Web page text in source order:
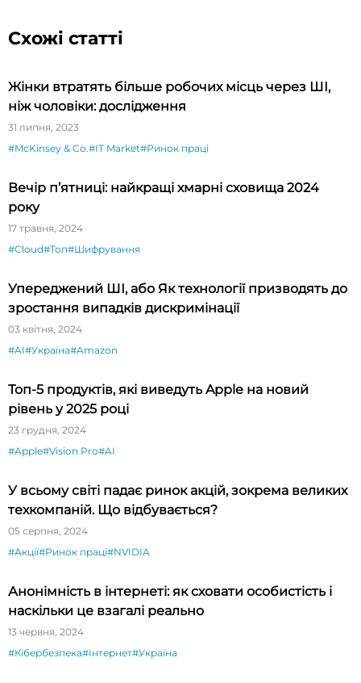
Схожі статті
Жінки втратять більше робочих місць через ШІ,
ніж чоловіки: дослідження
31 липня, 2023
#McKinsey & Co.#IT Market#Ринок праці
Вечір п’ятниці: найкращі хмарні сховища 2024
року
17 травня, 2024
#Cloud#Топ#Шифрування
Упереджений ШІ, або Як технології призводять до
зростання випадків дискримінації
03 квітня, 2024
#AI#Україна#Amazon
Топ-5 продуктів, які виведуть Apple на новий
рівень у 2025 році
23 грудня, 2024
#Apple#Vision Pro#AI
У всьому світі падає ринок акцій, зокрема великих
техкомпаній. Що відбувається?
05 серпня, 2024
#Акції#Ринок праці#NVIDIA
Анонімність в інтернеті: як сховати особистість і
наскільки це взагалі реально
13 червня, 2024
#Кібербезпека#Інтернет#Україна